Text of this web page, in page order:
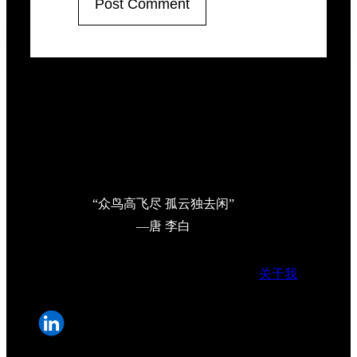
“众鸟高飞尽 孤云独去闲”
—唐 李白
关于我